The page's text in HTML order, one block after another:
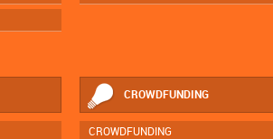
CROWDFUNDING
CROWDFUNDING